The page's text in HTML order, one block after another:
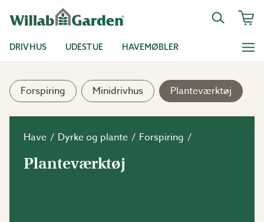
DRIVHUS UDESTUE HAVEMØBLER
Forspiring Minidrivhus Planteværktøj
Have Dyrke og plante Forspiring
Planteværktøj